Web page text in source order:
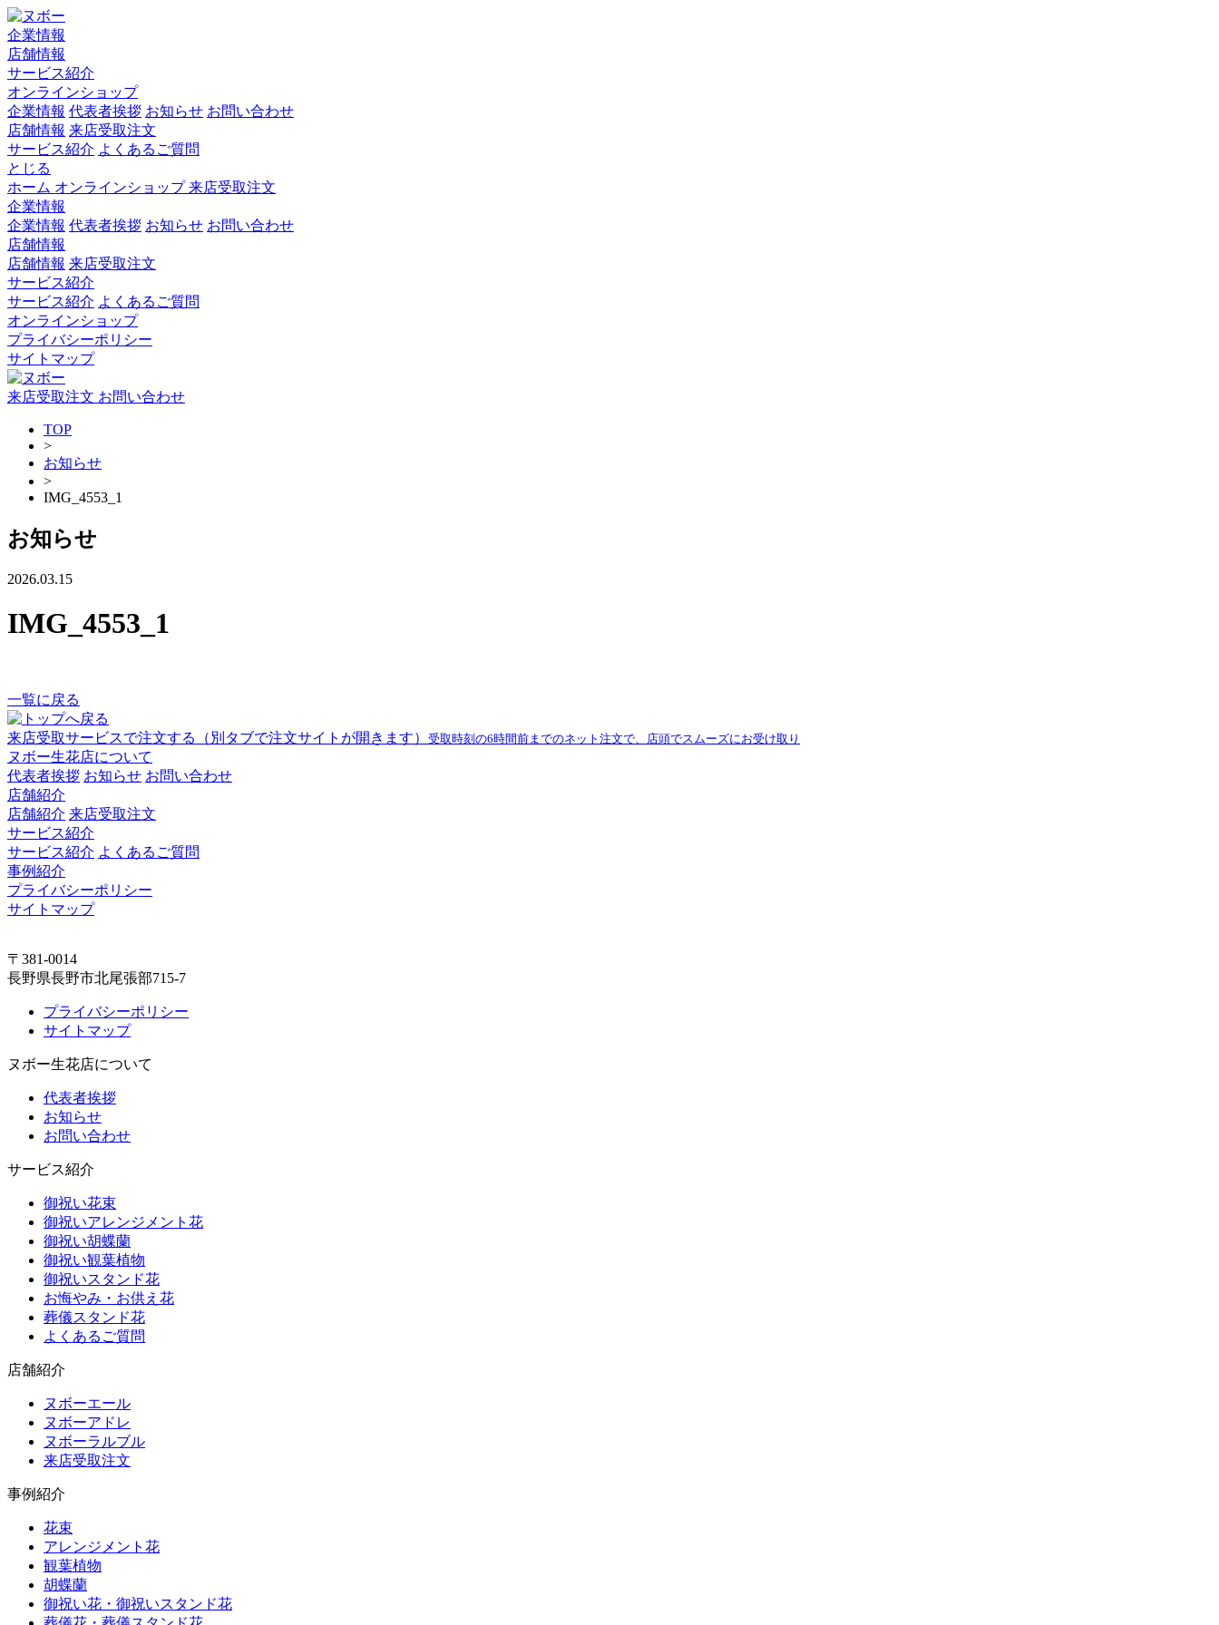
企業情報
店舗情報
サービス紹介
オンラインショップ
企業情報 代表者挨拶 お知らせ お問い合わせ
店舗情報 来店受取注文
サービス紹介 よくあるご質問
とじる
ホーム オンラインショップ来店受取注文
企業情報
企業情報 代表者挨拶 お知らせ お問い合わせ
店舗情報
店舗情報 来店受取注文
サービス紹介
サービス紹介 よくあるご質問
オンラインショップ
プライバシーポリシー
サイトマップ
来店受取注文 お問い合わせ
TOP
>
お知らせ
>
IMG_4553_1
お知らせ
2026.03.15
IMG_4553_1
一覧に戻る
来店受取サービスで注文する （別タブで注文サイトが開きます） 受取時刻の6時間前までのネット注文で、店頭でスムーズにお受け取り
ヌボー生花店について
代表者挨拶 お知らせ お問い合わせ
店舗紹介
店舗紹介 来店受取注文
サービス紹介
サービス紹介 よくあるご質問
事例紹介
プライバシーポリシー
サイトマップ
〒381-0014
長野県長野市北尾張部715-7
プライバシーポリシー
サイトマップ
ヌボー生花店について
代表者挨拶
お知らせ
お問い合わせ
サービス紹介
御祝い花束
御祝いアレンジメント花
御祝い胡蝶蘭
御祝い観葉植物
御祝いスタンド花
お悔やみ・お供え花
葬儀スタンド花
よくあるご質問
店舗紹介
ヌボーエール
ヌボーアドレ
ヌボーラルブル
来店受取注文
事例紹介
花束
アレンジメント花
観葉植物
胡蝶蘭
御祝い花・御祝いスタンド花